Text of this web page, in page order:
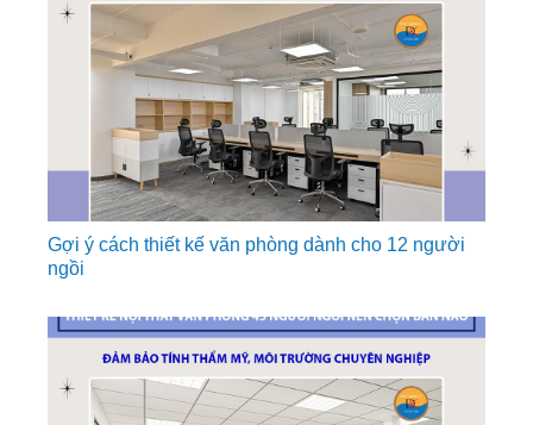
Gợi ý cách thiết kế văn phòng dành cho 12 người
ngồi